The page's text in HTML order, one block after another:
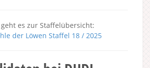
es zur Staffelübersicht:
der Löwen Staffel 18 / 2025